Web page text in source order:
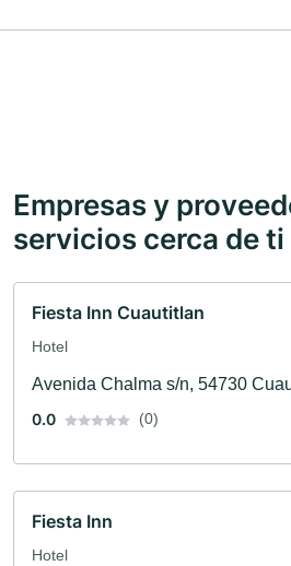
Empresas y
servicios cerca de ti
Fiesta Inn Cuautitlan
Hotel
Avenida Chalma s/n, 54730
0.0
(0)
Fiesta Inn
Hotel